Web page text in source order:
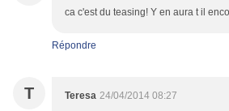
ca c'est du teasing! Y en aura t il
Répondre
T Teresa 24/04/2014 08:27